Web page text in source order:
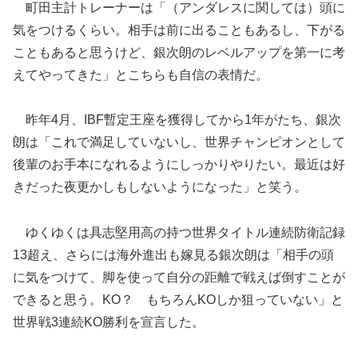
町田主計トレーナーは「（アンダレスに関しては）頭に
気をつけるくらい。相手は前に出ることもあるし、下がる
こともあると思うけど、銀次朗のレベルアップを第一に考
えてやってきた」とこちらも自信の表情だ。
昨年4月、IBF暫定王座を獲得してから1年がたち、銀次
朗は「これで満足していないし、世界チャンピオンとして
後輩のお手本になれるようにしっかりやりたい。最近は好
きだった夜更かしもしないようになった」と笑う。
ゆくゆくは具志堅用高の持つ世界タイトル連続防衛記録
13超え、さらには海外進出も嫁見る銀次朗は「相手の頭
に気をつけて、脚を使って自分の距離で戦えば倒すことが
できると思う。KO？ もちろんKOしか狙っていない」と
世界戦3連続KO勝利を宣言した。